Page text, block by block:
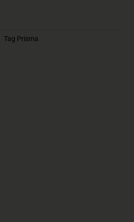
Tag Prisma